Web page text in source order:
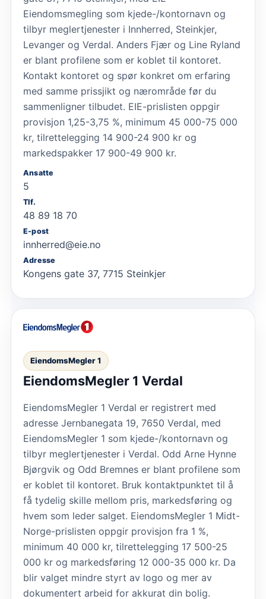
Eiendomsmegling som kjede-/kontornavn og
tilbyr meglertjenester i Innherred, Steinkjer,
Levanger og Verdal. Anders Fjær og Line Ryland
er blant profilene som er koblet til kontoret.
Kontakt kontoret og spør konkret om erfaring
med samme prissjikt og nærområde før du
sammenligner tilbudet. EIE-prislisten oppgir
provisjon 1,25-3,75 %, minimum 45 000-75 000
kr, tilrettelegging 14 900-24 900 kr og
markedspakker 17 900-49 900 kr.
Ansatte
5
Tlf.
48 89 18 70
E-post
innherred@eie.no
Adresse
Kongens gate 37, 7715 Steinkjer
EiendomsMegler 1
EiendomsMegler 1 Verdal
EiendomsMegler 1 Verdal er registrert med
adresse Jernbanegata 19, 7650 Verdal, med
EiendomsMegler 1 som kjede-/kontornavn og
tilbyr meglertjenester i Verdal. Odd Arne Hynne
Bjørgvik og Odd Bremnes er blant profilene som
er koblet til kontoret. Bruk kontaktpunktet til å
få tydelig skille mellom pris, markedsføring og
hvem som leder salget. EiendomsMegler 1 Midt-
Norge-prislisten oppgir provisjon fra 1 %,
minimum 40 000 kr, tilrettelegging 17 500-25
000 kr og markedsføring 12 000-35 000 kr. Da
blir valget mindre styrt av logo og mer av
dokumentert arbeid for akkurat din bolig.